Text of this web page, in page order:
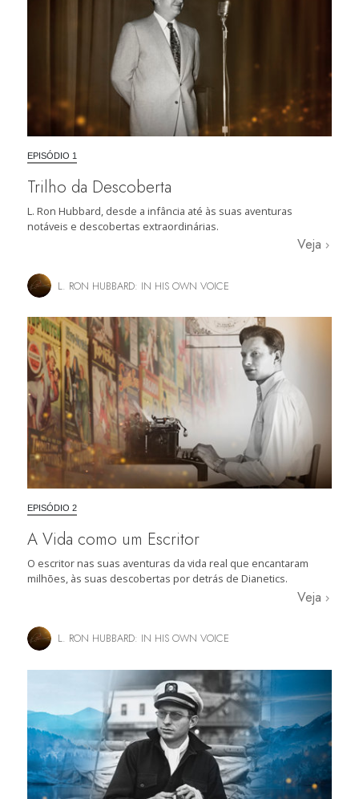
EPISÓDIO 1
Trilho da Descoberta
L. Ron Hubbard, desde a infância até às suas aventuras
notáveis e descobertas extraordinárias.
Veja
L. RON HUBBARD: IN HIS OWN VOICE
EPISÓDIO 2
A Vida como um Escritor
O escritor nas suas aventuras da vida real que encantaram
milhões, às suas descobertas por detrás de Dianetics.
Veja
L. RON HUBBARD: IN HIS OWN VOICE